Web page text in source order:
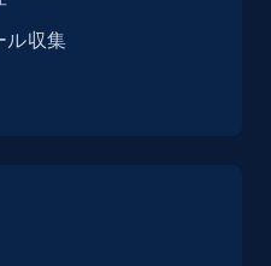
data by place id
ル収集